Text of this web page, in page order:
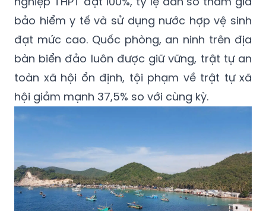
bảo hiểm y tế và sử dụng nước hợp vệ sinh
đạt mức cao. Quốc phòng, an ninh trên địa
bàn biển đảo luôn được giữ vững, trật tự an
toàn xã hội ổn định, tội phạm về trật tự xã
hội giảm mạnh 37,5% so với cùng kỳ.